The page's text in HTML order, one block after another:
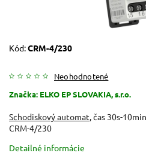
Kód:CRM-4/230
Neohodnotené
Značka: ELKO EP SLOVAKIA, s.r.o.
Schodiskový automat , čas 30s-
CRM-4/230
Detailné informácie